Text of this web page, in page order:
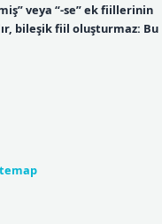
veya “-se” ek fiillerinin
bileşik fiil oluşturmaz: Bu